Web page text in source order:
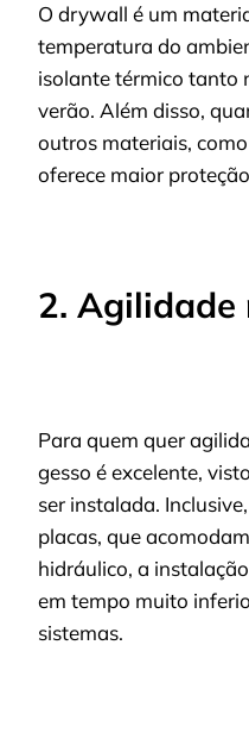
O drywall é um
temperatura do
isolante térmico tanto
verão. Além disso,
outros materiais,
oferece maior
2.
Para quem quer
gesso é excelente,
ser instalada.
placas, que
hidráulico, a
em tempo muito
sistemas.